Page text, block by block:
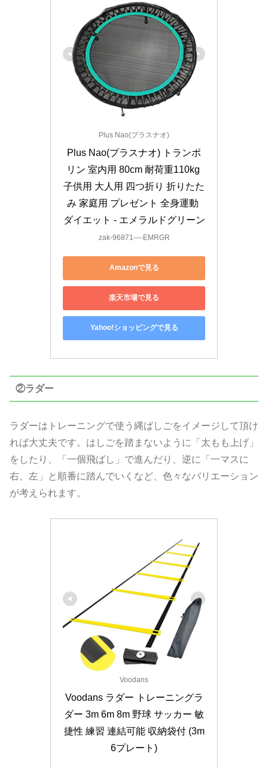
Plus Nao(プラスナオ)
Plus Nao(プラスナオ) トランポ
リン 室内用 80cm 耐荷重110kg
子供用 大人用 四つ折り 折りたた
み 家庭用 プレゼント 全身運動
ダイエット - エメラルドグリーン
zak-96871----EMRGR
Amazonで見る
楽天市場で見る
Yahoo!ショッピングで見る
②ラダー
ラダーはトレーニングで使う縄ばしごをイメージして頂け
れば大丈夫です。はしごを踏まないように「太もも上げ」
をしたり、「一個飛ばし」で進んだり、逆に「一マスに
右、左」と順番に踏んでいくなど、色々なバリエーション
が考えられます。
Voodans
Voodans ラダー トレーニングラ
ダー 3m 6m 8m 野球 サッカー 敏
捷性 練習 連結可能 収納袋付 (3m
6プレート)